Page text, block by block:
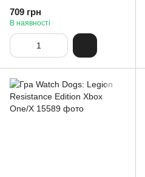
709 грн
В наявності